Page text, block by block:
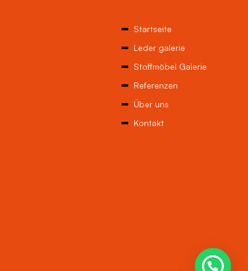
Startseite
Leder galerie
Stoffmöbel Galerie
Referenzen
Über uns
Kontakt